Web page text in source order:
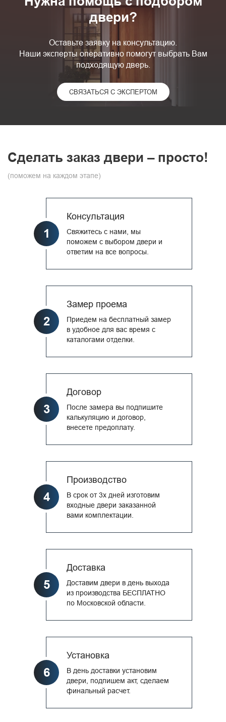
двери?
Оставьте заявку на консультацию.
Наши эксперты оперативно помогут выбрать Вам
подходящую дверь.
СВЯЗАТЬСЯ С ЭКСПЕРТОМ
Сделать заказ двери – просто!
(поможем на каждом этапе)
1
Консультация
Свяжитесь с нами, мы
поможем с выбором двери и
ответим на все вопросы.
2
Замер проема
Приедем на бесплатный замер
в удобное для вас время с
каталогами отделки.
3
Договор
После замера вы подпишите
калькуляцию и договор,
внесете предоплату.
4
Производство
В срок от 3х дней изготовим
входные двери заказанной
вами комплектации.
5
Доставка
Доставим двери в день выхода
из производства БЕСПЛАТНО
по Московской области.
6
Установка
В день доставки установим
двери, подпишем акт, сделаем
финальный расчет.